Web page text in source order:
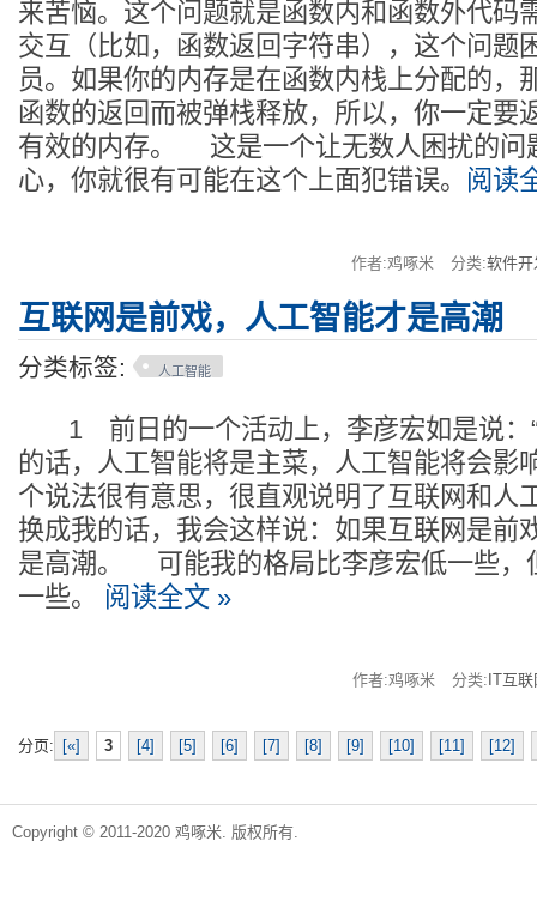
来苦恼。这个问题就是函数内和函数外代码
交互（比如，函数返回字符串），这个问题
员。如果你的内存是在函数内栈上分配的，
函数的返回而被弹栈释放，所以，你一定要
有效的内存。 这是一个让无数人困扰的问
心，你就很有可能在这个上面犯错误。 阅读
作者:鸡啄米 分类:软件开
互联网是前戏，人工智能才是高潮
分类标签: 人工智能
1 前日的一个活动上，李彦宏如是说：“
的话，人工智能将是主菜，人工智能将会
个说法很有意思，很直观说明了互联网和
换成我的话，我会这样说：如果互联网是前
是高潮。 可能我的格局比李彦宏低一些，
一些。 阅读全文 »
作者:鸡啄米 分类: IT互
分页: [«] 3 [4] [5] [6] [7] [8] [9] [10] [11] [12]
Copyright © 2011-2020 鸡啄米. 版权所有.